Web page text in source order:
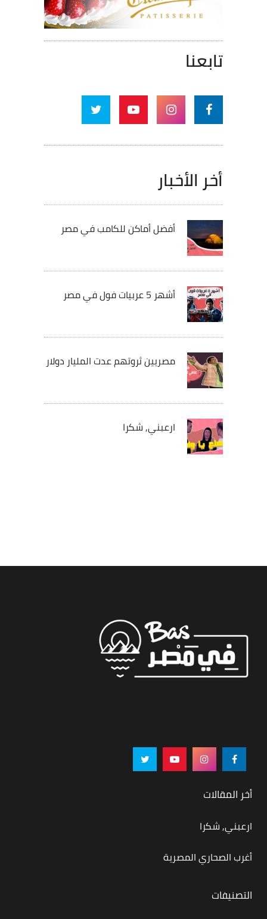
تابعنا
أخر الأخبار
أفضل أماكن للكامب في مصر
أشهر 5 عربيات فول في مصر
مصريين ثروتهم عدت المليار دولار
ارعبني, شكرا
أخر المقالات
ارعبني, شكرا
أغرب الصحاري المصرية
التصنيفات